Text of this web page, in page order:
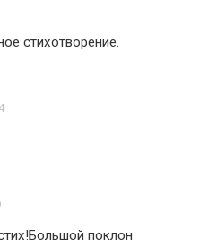
стихотворение.
поклон